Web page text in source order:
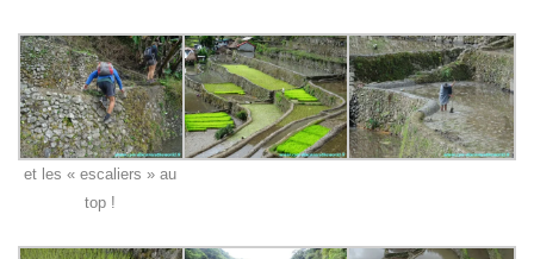
et les « escaliers » au
top !